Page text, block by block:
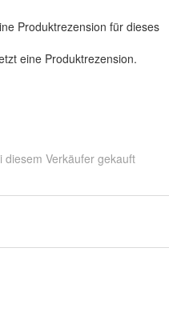
Produktrezension für dieses
eine Produktrezension.
diesem Verkäufer gekauft